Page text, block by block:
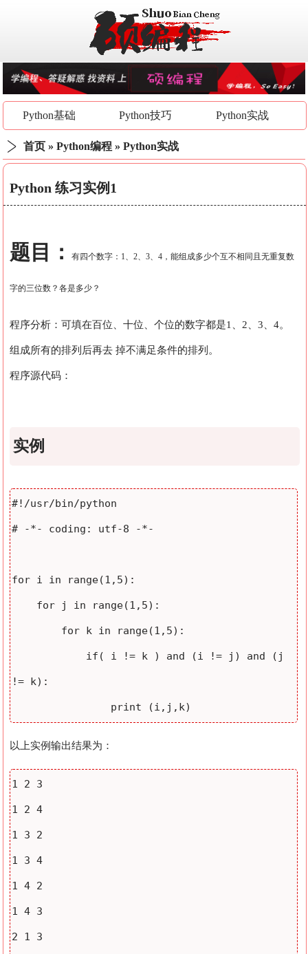
Python基础 Python技巧 Python实战
首页 »Python编程 »Python实战
Python 练习实例1
题目：有四个数字：1、2、3、4，能组成多少个互不相同且无重复数
字的三位数？各是多少？
程序分析：可填在百位、十位、个位的数字都是1、2、3、4。
组成所有的排列后再去 掉不满足条件的排列。
程序源代码：
实例
#!/usr/bin/python
# -*- coding: utf-8 -*-
for i in range(1,5):
!= k):
                print (i,j,k)
以上实例输出结果为：
1 2 3
1 2 4
1 3 2
1 3 4
1 4 2
1 4 3
2 1 3